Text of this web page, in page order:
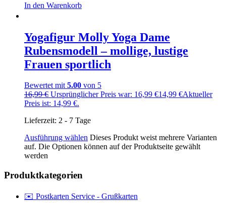
In den Warenkorb
Yogafigur Molly Yoga Dame
Rubensmodell – mollige, lustige
Frauen sportlich
Bewertet mit5.00 von 5
16,99€ Ursprünglicher Preis war: 16,99 €14,99 €Aktueller
Preis ist: 14,99 €.
Lieferzeit: 2 - 7 Tage
Ausführung wählen Dieses Produkt weist mehrere Varianten
auf. Die Optionen können auf der Produktseite gewählt
werden
Produktkategorien
✉️ Postkarten Service - Grußkarten